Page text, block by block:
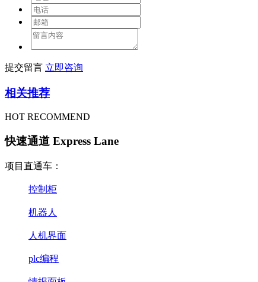
提交留言 立即咨询
相关推荐
HOT RECOMMEND
快速通道 Express Lane
项目直通车：
控制柜
机器人
人机界面
plc编程